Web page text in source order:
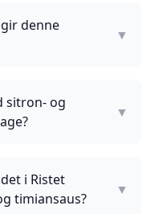
denne
▼
sitron- og
▼
i Ristet
timiansaus?
▼